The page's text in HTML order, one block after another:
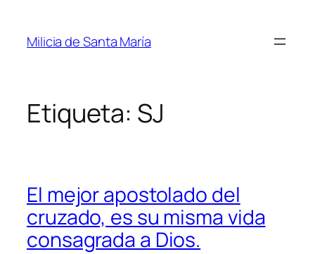
contenido
Milicia de Santa María
Etiqueta: SJ
El mejor apostolado del
cruzado, es su misma vida
consagrada a Dios.